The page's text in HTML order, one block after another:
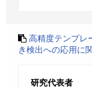
高精度テンプレ
き検出への応用に
研究代表者